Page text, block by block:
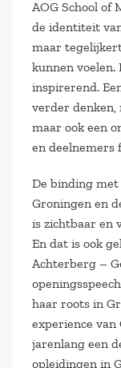
AOG School of
de identiteit
maar
kunnen
inspirerend.
verder denken,
maar ook een
en deelnemers
De binding
Groningen en
is zichtbaar en
En dat is ook
Achterberg –
haar roots in
experience
jarenlang een
opleidingen in